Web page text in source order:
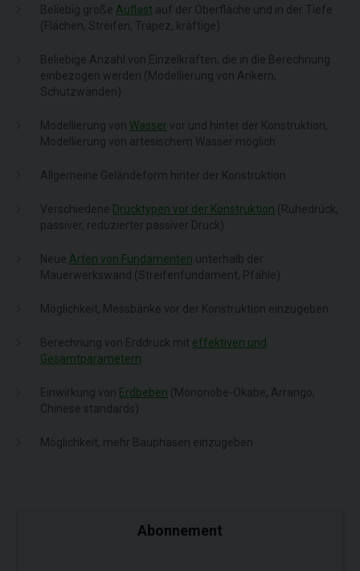
Beliebig große Auflast auf der Oberfläche und in der Tiefe
(Flächen, Streifen, Trapez, kräftige)
Beliebige Anzahl von Einzelkräften, die in die Berechnung
einbezogen werden (Modellierung von Ankern,
Schutzwänden)
Modellierung von Wasser vor und hinter der Konstruktion,
Modellierung von artesischem Wasser möglich
Allgemeine Geländeform hinter der Konstruktion
Verschiedene Drucktypen vor der Konstruktion (Ruhedruck,
passiver, reduzierter passiver Druck)
Neue Arten von Fundamenten unterhalb der
Mauerwerkswand (Streifenfundament, Pfähle)
Möglichkeit, Messbänke vor der Konstruktion einzugeben
Berechnung von Erddruck mit effektiven und
Gesamtparametern
Einwirkung von Erdbeben (Mononobe-Okabe, Arrango,
Chinese standards)
Möglichkeit, mehr Bauphasen einzugeben
Abonnement